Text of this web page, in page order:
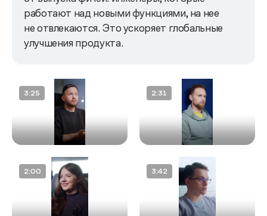
работают над новыми функциями, на нее
не отвлекаются. Это ускоряет глобальные
улучшения продукта.